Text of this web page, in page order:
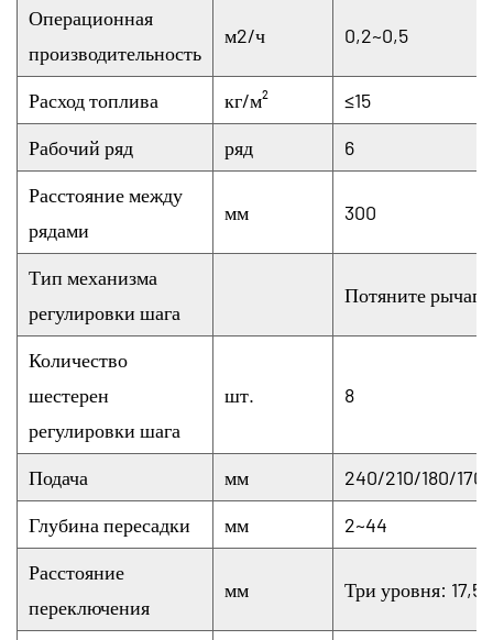
Операционная
производительность
м2/ч 0,2~0,5
Расход топлива кг/м²
≤15
Рабочий ряд
ряд
6
Расстояние между
рядами
мм 300
Тип механизма
регулировки шага
Потяните рычаг
Количество
шестерен
регулировки шага
шт. 8
Подача мм
240/210/180/
Глубина пересадки
мм
2~44
Расстояние
переключения
мм Три уровня: